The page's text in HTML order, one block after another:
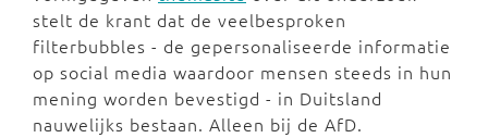
stelt de krant dat de veelbesproken
filterbubbles - de gepersonaliseerde informatie
op social media waardoor mensen steeds in hun
mening worden bevestigd - in Duitsland
nauwelijks bestaan. Alleen bij de AfD.